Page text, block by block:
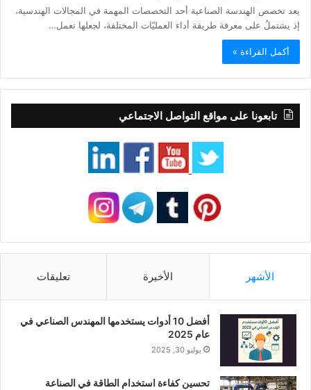
يعد تخصص الهندسة الصناعية أحد التخصصات المهمة في المجالات الهندسية،
إذ يشتملُ على معرفة طريقة أداء العمليّات المختلفة، لجعلها تعمل…
أكمل القراءة »
تابعونا على مواقع التواصل الاجتماعي
الأشهر الأخيرة تعليقات
أفضل 10 أدوات يستخدمها المهندس الصناعي في
عام 2025
يوليو 30, 2025
تحسين كفاءة استخدام الطاقة في الصناعة